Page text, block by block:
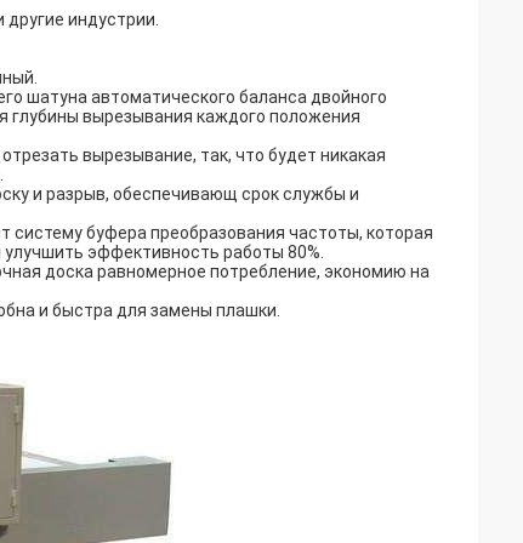
индустрии.
шатуна автоматического баланса двойного
глубины вырезывания каждого положения
вырезывание, так, что будет никакая
и разрыв, обеспечивающ срок службы и
систему буфера преобразования частоты, которая
эффективность работы 80%.
доска равномерное потребление, экономию на
и быстра для замены плашки.